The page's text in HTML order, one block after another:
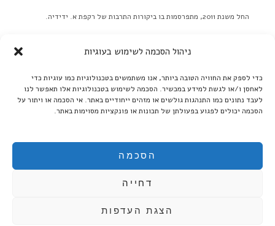
ניהול הסכמה לשימוש בעוגיות
כדי לספק את החוויה הטובה ביותר, אנו משתמשים בטכנולוגיות כמו עוגיות כדי
לאחסן ו/או לגשת למידע במכשיר. הסכמה לשימוש בטכנולוגיות אלו תאפשר לנו
לעבד נתונים כמו התנהגות גולשים או מזהים ייחודיים באתר. אי הסכמה או ויתור על
הסכמה יכולים לפגוע בפעולתן של תכונות או פונקציות מסוימות באתר.
הסכמה
דחייה
הצגת העדפות
החל משנת 2011, מתפרסמות בו ביקורות התרבות של רקפת א. ידידיה.
כפריוויו, אלא ביקורות בלבד! ברם, ידיעות על אירועים שונים יתקבלו
קרא עוד ←
בקרו אותנו גם ב'בית אוצר - ספרים אלקטרוניים':